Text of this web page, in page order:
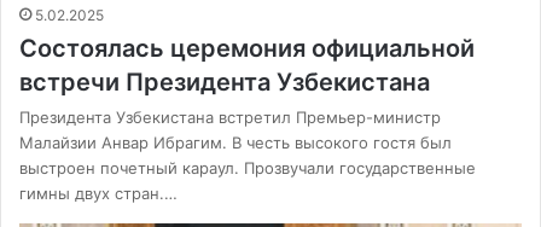
5.02.2025
Состоялась церемония официальной
встречи Президента Узбекистана
Президента Узбекистана встретил Премьер-министр
Малайзии Анвар Ибрагим. В честь высокого гостя был
выстроен почетный караул. Прозвучали государственные
гимны двух стран.…